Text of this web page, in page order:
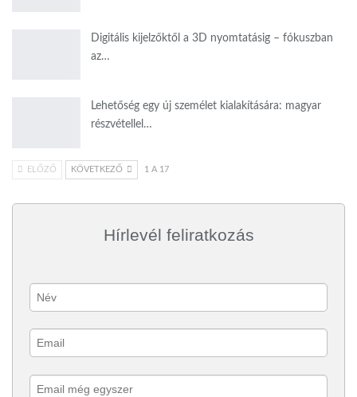
Digitális kijelzőktől a 3D nyomtatásig – fókuszban
az…
Lehetőség egy új személet kialakítására: magyar
részvétellel…
ELŐZŐ KÖVETKEZŐ 1 A 17
Hírlevél feliratkozás